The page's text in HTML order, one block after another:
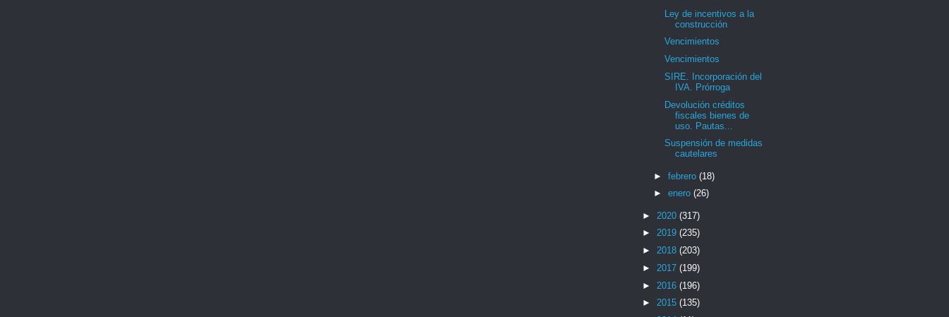
Ley de incentivos a la
construcción
Vencimientos
Vencimientos
SIRE. Incorporación del
IVA. Prórroga
Devolución créditos
fiscales bienes de
uso. Pautas...
Suspensión de medidas
cautelares
► febrero (18)
► enero (26)
► 2020 (317)
► 2019 (235)
► 2018 (203)
► 2017 (199)
► 2016 (196)
► 2015 (135)